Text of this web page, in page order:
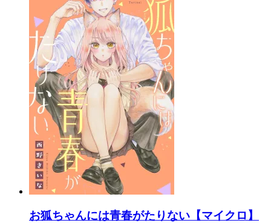
お狐ちゃんには青春がたりない【マイクロ】